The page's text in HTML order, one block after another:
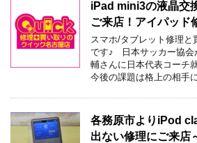
iPad mini3の液晶交
ご来店！アイパッド
スマホ/タブレット修理
です♪ 日本サッカー協会
輔さんに日本代表コーチ
今後の課題は格上の相手
各務原市よりiPod
出ない修理にご来店